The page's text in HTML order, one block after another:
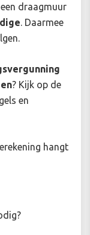
draagmuur
. Daarmee
? Kijk op de
en
hangt